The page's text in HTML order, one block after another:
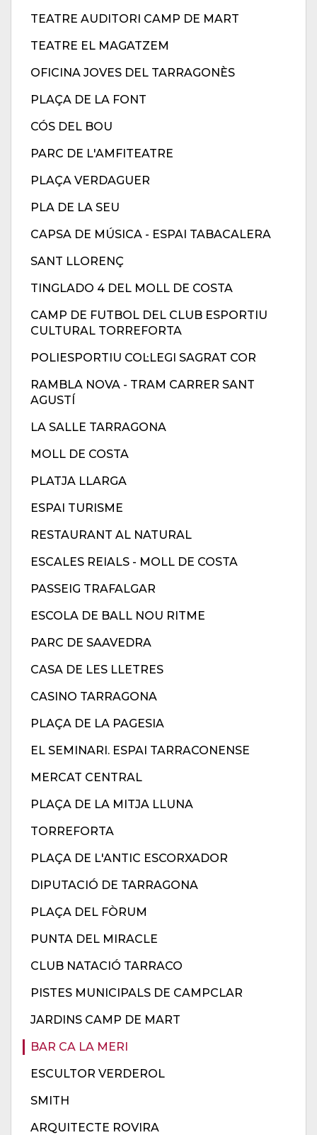
TEATRE AUDITORI CAMP DE MART
TEATRE EL MAGATZEM
OFICINA JOVES DEL TARRAGONÈS
PLAÇA DE LA FONT
CÓS DEL BOU
PARC DE L'AMFITEATRE
PLAÇA VERDAGUER
PLA DE LA SEU
CAPSA DE MÚSICA - ESPAI TABACALERA
SANT LLORENÇ
TINGLADO 4 DEL MOLL DE COSTA
CAMP DE FUTBOL DEL CLUB ESPORTIU
CULTURAL TORREFORTA
POLIESPORTIU COL·LEGI SAGRAT COR
RAMBLA NOVA - TRAM CARRER SANT
AGUSTÍ
LA SALLE TARRAGONA
MOLL DE COSTA
PLATJA LLARGA
ESPAI TURISME
RESTAURANT AL NATURAL
ESCALES REIALS - MOLL DE COSTA
PASSEIG TRAFALGAR
ESCOLA DE BALL NOU RITME
PARC DE SAAVEDRA
CASA DE LES LLETRES
CASINO TARRAGONA
PLAÇA DE LA PAGESIA
EL SEMINARI. ESPAI TARRACONENSE
MERCAT CENTRAL
PLAÇA DE LA MITJA LLUNA
TORREFORTA
PLAÇA DE L'ANTIC ESCORXADOR
DIPUTACIÓ DE TARRAGONA
PLAÇA DEL FÒRUM
PUNTA DEL MIRACLE
CLUB NATACIÓ TARRACO
PISTES MUNICIPALS DE CAMPCLAR
JARDINS CAMP DE MART
BAR CA LA MERI
ESCULTOR VERDEROL
SMITH
ARQUITECTE ROVIRA